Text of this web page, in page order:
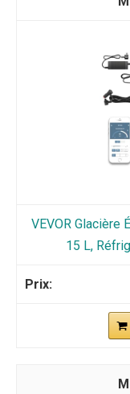
VEVOR Glacière
15 L,